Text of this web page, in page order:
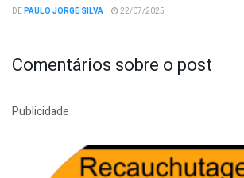
DEPAULO JORGE SILVA 22/07/2025
Comentários sobre o post
Publicidade